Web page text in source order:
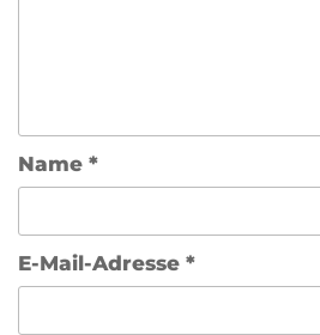
Name *
E-Mail-Adresse *